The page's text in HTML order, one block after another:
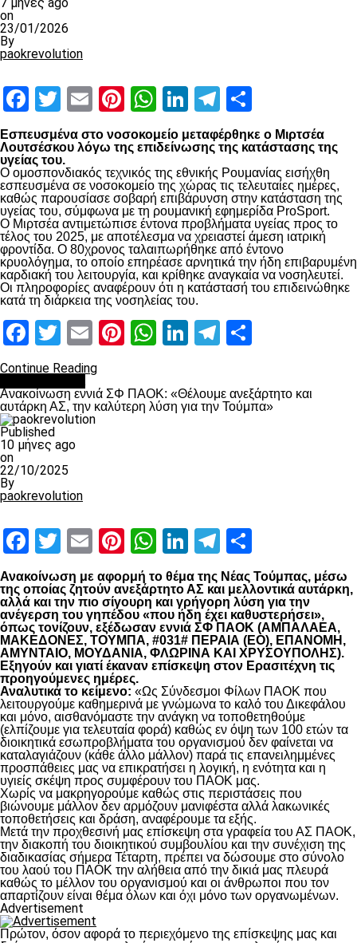
on
23/01/2026
By
paokrevolution
Facebook
Twitter
EmailPinterest
WhatsApp
LinkedIn
Telegram
Εσπευσμένα στο νοσοκομείο μεταφέρθηκε ο Μιρτσέα
Λουτσέσκου λόγω της επιδείνωσης της κατάστασης της
υγείας του.
Ο ομοσπονδιακός τεχνικός της εθνικής Ρουμανίας εισήχθη
εσπευσμένα σε νοσοκομείο της χώρας τις τελευταίες ημέρες,
καθώς παρουσίασε σοβαρή επιβάρυνση στην κατάσταση της
υγείας του, σύμφωνα με τη ρουμανική εφημερίδα ProSport.
Ο Μιρτσέα αντιμετώπισε έντονα προβλήματα υγείας προς το
τέλος του 2025, με αποτέλεσμα να χρειαστεί άμεση ιατρική
φροντίδα. Ο 80χρονος ταλαιπωρήθηκε από έντονο
κρυολόγημα, το οποίο επηρέασε αρνητικά την ήδη επιβαρυμένη
καρδιακή του λειτουργία, και κρίθηκε αναγκαία να νοσηλευτεί.
Οι πληροφορίες αναφέρουν ότι η κατάστασή του επιδεινώθηκε
κατά τη διάρκεια της νοσηλείας του.
Facebook
Twitter
EmailPinterest
WhatsApp
LinkedIn
Telegram
Continue Reading
Ανακοίνωση εννιά ΣΦ ΠΑΟΚ: «Θέλουμε ανεξάρτητο και
αυτάρκη ΑΣ, την καλύτερη λύση για την Τούμπα»
Published
10 μήνες ago
on
22/10/2025
By
paokrevolution
Facebook
Twitter
EmailPinterest
WhatsApp
LinkedIn
Telegram
Ανακοίνωση με αφορμή το θέμα της Νέας Τούμπας, μέσω
της οποίας ζητούν ανεξάρτητο ΑΣ και μελλοντικά αυτάρκη,
αλλά και την πιο σίγουρη και γρήγορη λύση για την
ανέγερση του γηπέδου «που ήδη έχει καθυστερήσει»,
όπως τονίζουν, εξέδωσαν εννιά ΣΦ ΠΑΟΚ (ΑΜΠΑΛΑΕΑ,
ΜΑΚΕΔΟΝΕΣ, ΤΟΥΜΠΑ, #031# ΠΕΡΑΙΑ (ΕΟ), ΕΠΑΝΟΜΗ,
ΑΜΥΝΤΑΙΟ, ΜΟΥΔΑΝΙΑ, ΦΛΩΡΙΝΑ ΚΑΙ ΧΡΥΣΟΥΠΟΛΗΣ).
Εξηγούν και γιατί έκαναν επίσκεψη στον Ερασιτέχνη τις
προηγούμενες ημέρες.
Αναλυτικά το κείμενο: «Ως Σύνδεσμοι Φίλων ΠΑΟΚ που
λειτουργούμε καθημερινά με γνώμωνα το καλό του Δικεφάλου
και μόνο, αισθανόμαστε την ανάγκη να τοποθετηθούμε
(ελπίζουμε για τελευταία φορά) καθώς εν όψη των 100 ετών τα
διοικητικά εσωπροβλήματα του οργανισμού δεν φαίνεται να
καταλαγιάζουν (κάθε άλλο μάλλον) παρά τις επανειλημμένες
προσπάθειες μας να επικρατήσει η λογική, η ενότητα και η
υγιείς σκέψη προς συμφέρουν του ΠΑΟΚ μας.
Χωρίς να μακρηγορούμε καθώς στις περιστάσεις που
βιώνουμε μάλλον δεν αρμόζουν μανιφέστα αλλά λακωνικές
τοποθετήσεις και δράση, αναφέρουμε τα εξής.
Μετά την προχθεσινή μας επίσκεψη στα γραφεία του ΑΣ ΠΑΟΚ,
την διακοπή του διοικητικού συμβουλίου και την συνέχιση της
διαδικασίας σήμερα Τέταρτη, πρέπει να δώσουμε στο σύνολο
του λαού του ΠΑΟΚ την αλήθεια από την δικιά μας πλευρά
καθώς το μέλλον του οργανισμού και οι άνθρωποι που τον
απαρτίζουν είναι θέμα όλων και όχι μόνο των οργανωμένων.
Advertisement
Πρώτον, όσον αφορά το περιεχόμενο της επίσκεψης μας και